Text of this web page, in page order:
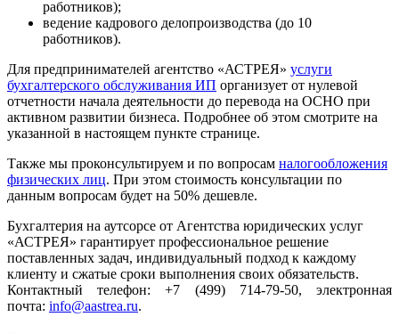
работников);
ведение кадрового делопроизводства (до 10
работников).
Для предпринимателей агентство «АСТРЕЯ» услуги
бухгалтерского обслуживания ИП организует от нулевой
отчетности начала деятельности до перевода на ОСНО при
активном развитии бизнеса. Подробнее об этом смотрите на
указанной в настоящем пункте странице.
Также мы проконсультируем и по вопросам налогообложения
физических лиц. При этом стоимость консультации по
данным вопросам будет на 50% дешевле.
Бухгалтерия на аутсорсе от Агентства юридических услуг
«АСТРЕЯ» гарантирует профессиональное решение
поставленных задач, индивидуальный подход к каждому
клиенту и сжатые сроки выполнения своих обязательств.
Контактный телефон: +7 (499) 714-79-50, электронная
почта: info@aastrea.ru.